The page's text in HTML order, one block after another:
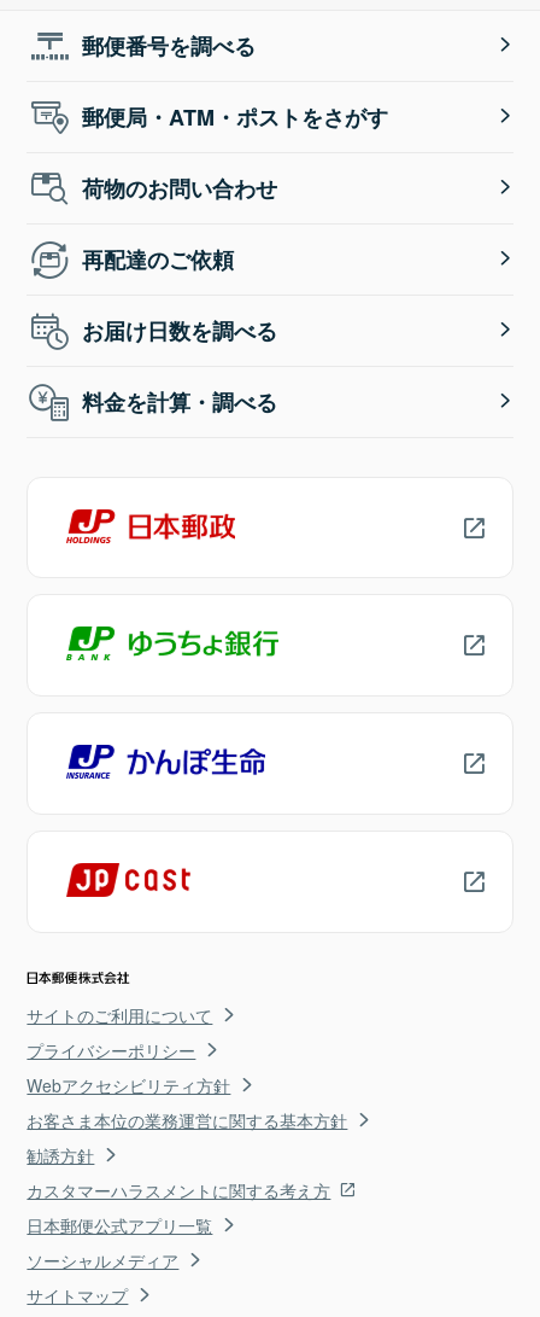
郵便番号を調べる
郵便局・ATM・ポストをさがす
荷物のお問い合わせ
再配達のご依頼
お届け日数を調べる
料金を計算・調べる
サイトのご利用について
プライバシーポリシー
Webアクセシビリティ方針
お客さま本位の業務運営に関する基本方針
勧誘方針
カスタマーハラスメントに関する考え方
日本郵便公式アプリ一覧
ソーシャルメディア
サイトマップ